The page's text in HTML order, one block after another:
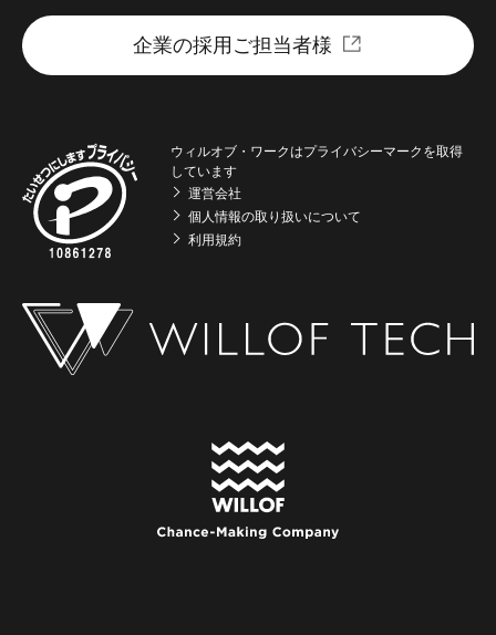
企業の採用ご担当者様
ウィルオブ・ワークはプライバシーマークを取得
しています
運営会社
個人情報の取り扱いについて
利用規約